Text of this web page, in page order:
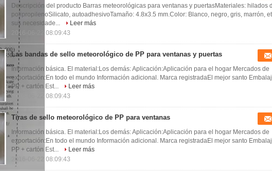
Descripción del producto Barras meteorológicas para ventanas y puertasMateriales: hilados
polipropilenoSilicato, autoadhesivoTamaño: 4.8x3.5 mm.Color: Blanco, negro, gris, marrón,
sus necesidade...
Leer más
2016-06-22 08:09:43
Las bandas de sello meteorológico de PP para ventanas y puertas
Información básica. El material:Los demás: Aplicación:Aplicación para el hogar Mercados de
exportación:En todo el mundo Información adicional. Marca registradaEl mejor santo
PP + cartón Est...
Leer más
2016-06-22 08:09:43
Tiras de sello meteorológico de PP para ventanas
Información básica. El material:Los demás: Aplicación:Aplicación para el hogar Mercados de
exportación:En todo el mundo Información adicional. Marca registradaEl mejor santo
PP + cartón Est...
Leer más
2016-06-22 08:09:43